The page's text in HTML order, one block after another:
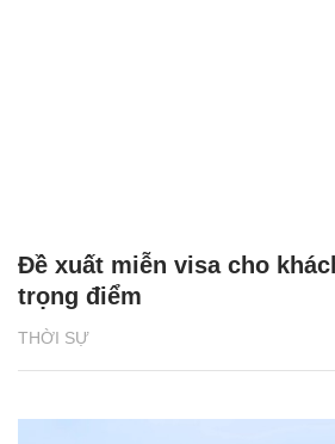
THỜI SỰ
Đề xuất miễn visa cho
trọng điểm